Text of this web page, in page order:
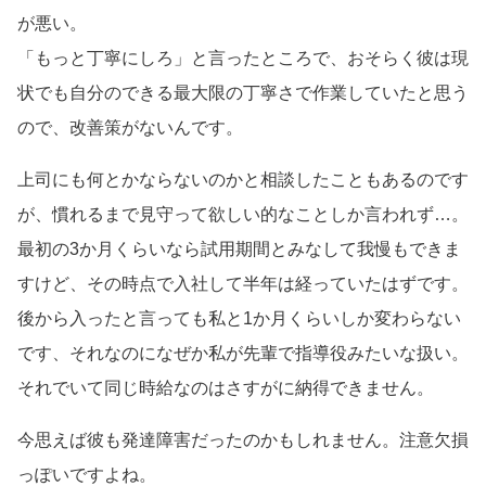
が悪い。
「もっと丁寧にしろ」と言ったところで、おそらく彼は現
状でも自分のできる最大限の丁寧さで作業していたと思う
ので、改善策がないんです。
上司にも何とかならないのかと相談したこともあるのです
が、慣れるまで見守って欲しい的なことしか言われず…。
最初の3か月くらいなら試用期間とみなして我慢もできま
すけど、その時点で入社して半年は経っていたはずです。
後から入ったと言っても私と1か月くらいしか変わらない
です、それなのになぜか私が先輩で指導役みたいな扱い。
それでいて同じ時給なのはさすがに納得できません。
今思えば彼も発達障害だったのかもしれません。注意欠損
っぽいですよね。